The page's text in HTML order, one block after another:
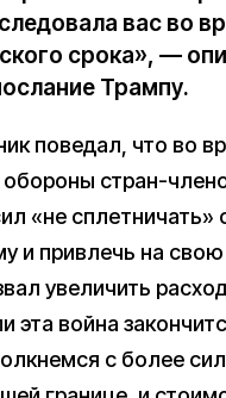
вас во
срока», —
Трампу.
поведал, что во
обороны стран-
«не сплетничать»
и привлечь на
увеличить
эта война
с более